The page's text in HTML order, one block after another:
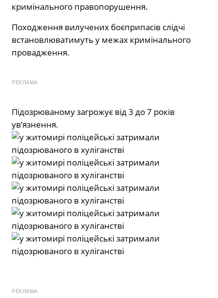
кримінального правопорушення.
Походження вилучених боєприпасів слідчі
встановлюватимуть у межах кримінального
провадження.
РЕКЛАМА
Підозрюваному загрожує від 3 до 7 років
ув’язнення.
РЕКЛАМА